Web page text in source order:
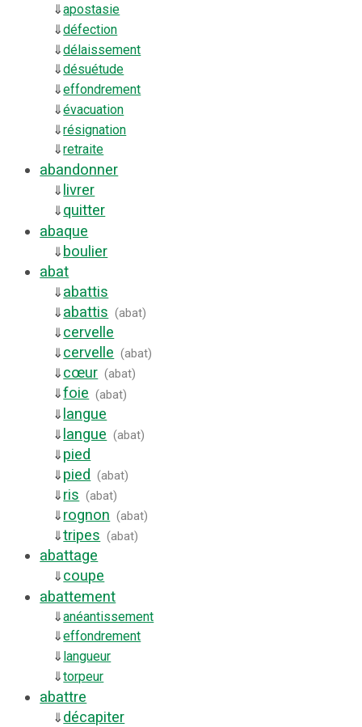
⇓apostasie
⇓défection
⇓délaissement
⇓désuétude
⇓effondrement
⇓évacuation
⇓résignation
⇓retraite
abandonner
⇓ livrer
⇓ quitter
abaque
⇓ boulier
abat
⇓ abattis
⇓ abattis (abat)
⇓ cervelle
⇓ cervelle (abat)
⇓ cœur (abat)
⇓foie (abat)
⇓ langue
⇓ langue (abat)
⇓ pied
⇓ pied (abat)
⇓ ris (abat)
⇓ rognon (abat)
⇓tripes (abat)
abattage
⇓ coupe
abattement
⇓anéantissement
⇓effondrement
⇓ langueur
⇓torpeur
abattre
⇓ décapiter